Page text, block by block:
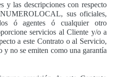
y las descripciones con respecto
sus oficiales,
ó agentes ó cualquier otro
servicios al Cliente y/o a
a este Contrato o al Servicio,
no se emiten como una garantía